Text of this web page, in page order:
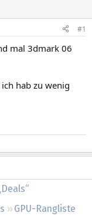
GPU-Rangliste
#1
mal 3dmark 06
hab zu wenig